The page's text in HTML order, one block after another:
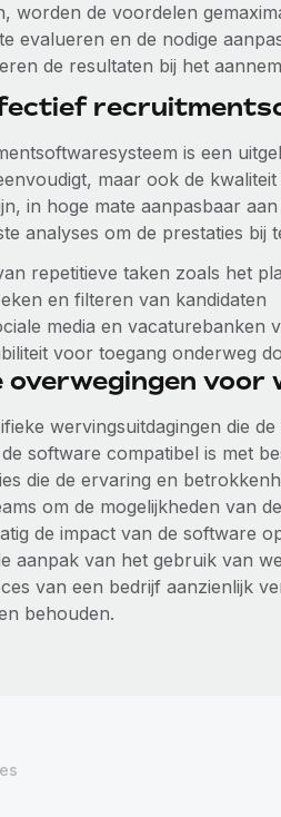
worden de voordelen
evalueren en de nodige
de resultaten bij het
is een
maar ook de
in hoge mate aanpasbaar
analyses om de prestaties bij
repetitieve taken zoals het
en filteren van kandidaten
media en vacaturebanken
voor toegang onderweg
overwegingen
wervingsuitdagingen die
software compatibel is met
die de ervaring en
om de mogelijkheden van
de impact van de software
aanpak van het gebruik van
van een bedrijf aanzienlijk
behouden.